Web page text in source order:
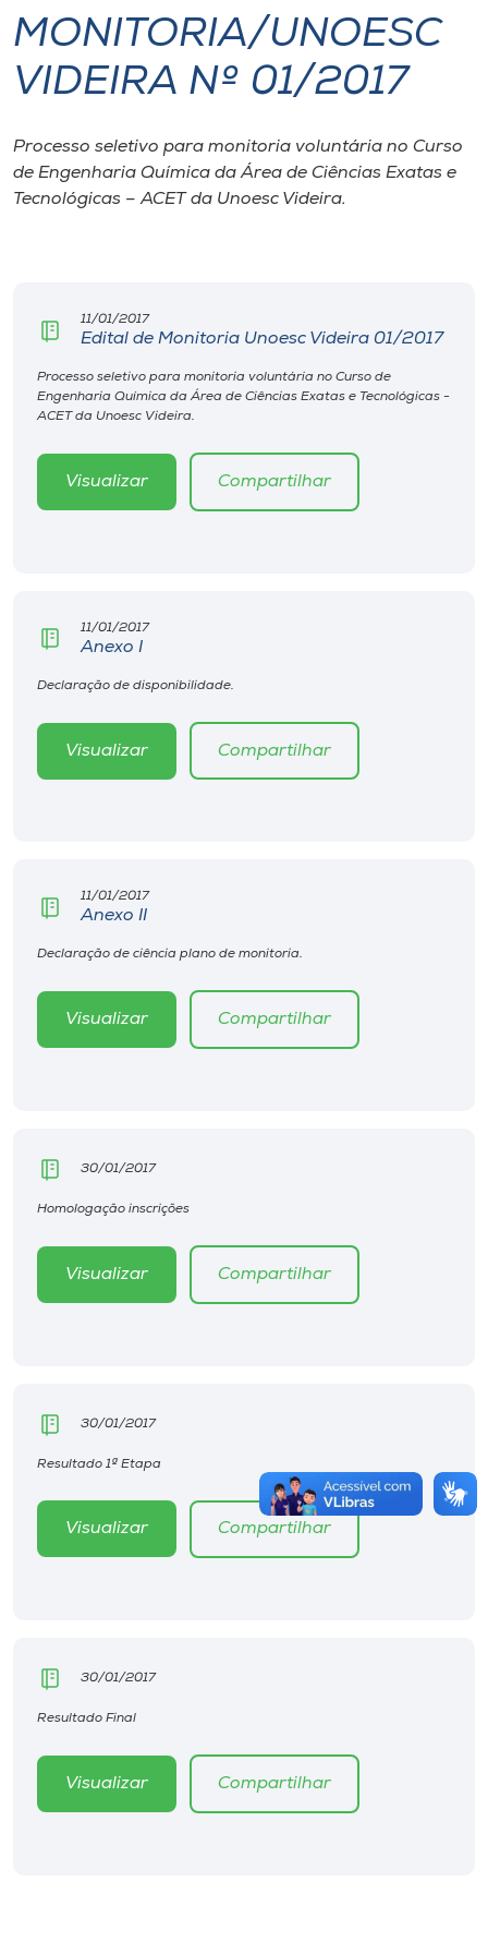
I.nova
Cultura
Editora
Museu
MONITORIA/UNOESC
VIDEIRA Nº 01/2017
Processo seletivo para monitoria voluntária no Curso
de Engenharia Química da Área de Ciências Exatas e
Tecnológicas – ACET da Unoesc Videira.
11/01/2017
Edital de Monitoria Unoesc Videira 01/2017
Processo seletivo para monitoria voluntária no Curso de
Engenharia Química da Área de Ciências Exatas e Tecnológicas -
ACET da Unoesc Videira.
Visualizar Compartilhar
11/01/2017
Anexo I
Declaração de disponibilidade.
Visualizar Compartilhar
11/01/2017
Anexo II
Declaração de ciência plano de monitoria.
Visualizar Compartilhar
30/01/2017
Homologação inscrições
Visualizar Compartilhar
30/01/2017
Resultado 1ª Etapa
Visualizar Compartilhar
30/01/2017
Resultado Final
Visualizar Compartilhar